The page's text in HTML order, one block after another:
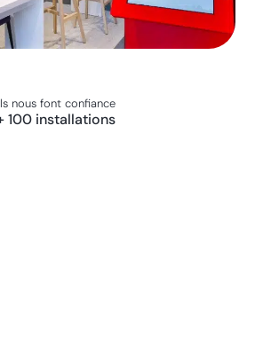
nous font confiance
100 installations